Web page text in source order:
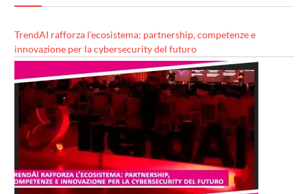
TrendAI rafforza l’ecosistema: partnership, competenze e
innovazione per la cybersecurity del futuro